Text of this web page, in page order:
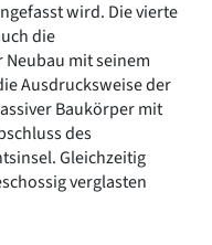
wird. Die vierte
die
mit seinem
Ausdrucksweise der
Baukörper mit
des
Gleichzeitig
verglasten